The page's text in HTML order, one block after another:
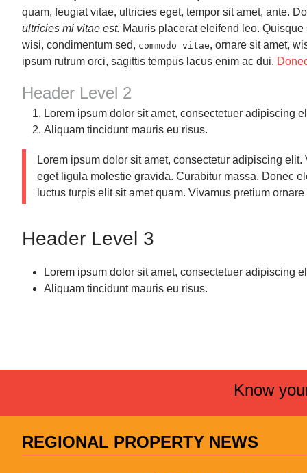
quam, feugiat vitae, ultricies eget, tempor sit amet, ante.
ultricies mi vitae est. Mauris placerat eleifend leo.
wisi, condimentum sed, commodo vitae, ornare sit amet,
ipsum rutrum orci, sagittis tempus lacus enim ac dui.
Header Level 2
Lorem ipsum dolor sit amet, consectetuer adipiscing
Aliquam tincidunt mauris eu risus.
Lorem ipsum dolor sit amet, consectetur adipiscing
eget ligula molestie gravida. Curabitur massa. Donec
luctus turpis elit sit amet quam. Vivamus pretium ornare
Header Level 3
Lorem ipsum dolor sit amet, consectetuer adipiscing
Aliquam tincidunt mauris eu risus.
Know
REGIONAL PROPERTY NEWS
Test Category 1
Test Category 2
Test Category 3
Form Demo
More ...
fusionCSS
Modules
Shop Demo